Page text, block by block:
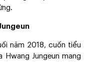
năm 2018, cuốn tiểu
Hwang Jungeun mang